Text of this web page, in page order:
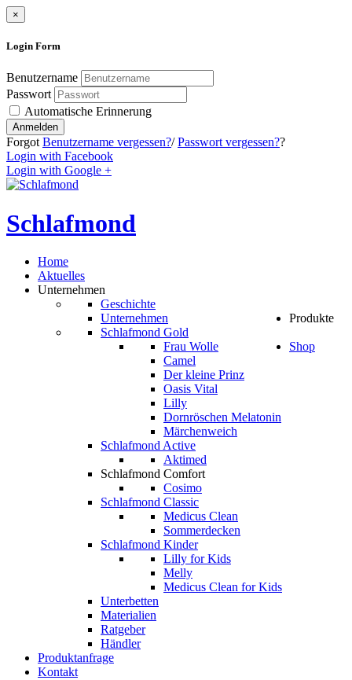
×
Login Form
Benutzername
Passwort
Automatische Erinnerung
Anmelden
Forgot Benutzername vergessen?/Passwort vergessen??
Login with Facebook
Login with Google +
Schlafmond
Home
Aktuelles
Unternehmen
Geschichte
Unternehmen
Produkte
Schlafmond Gold
Frau Wolle
Camel
Der kleine Prinz
Oasis Vital
Lilly
Dornröschen Melatonin
Märchenweich
Schlafmond Active
Aktimed
Schlafmond Comfort
Cosimo
Schlafmond Classic
Medicus Clean
Sommerdecken
Schlafmond Kinder
Lilly for Kids
Melly
Medicus Clean for Kids
Unterbetten
Materialien
Ratgeber
Händler
Shop
Produktanfrage
Kontakt